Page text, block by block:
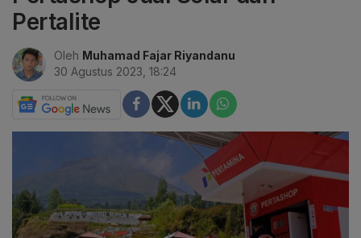
Pertalite
Oleh Muhamad Fajar Riyandanu
30 Agustus 2023, 18:24